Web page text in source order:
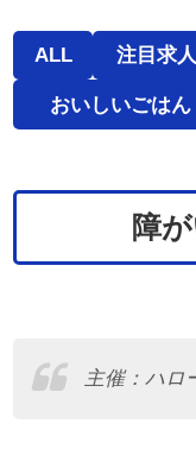
ALL 注目求人
おいしいごはん
障
主催：ハロ